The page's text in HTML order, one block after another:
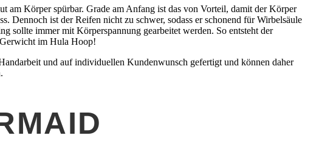
am Körper spürbar. Grade am Anfang ist das von Vorteil, damit der Körper
Dennoch ist der Reifen nicht zu schwer, sodass er schonend für Wirbelsäule
sollte immer mit Körperspannung gearbeitet werden. So entsteht der
im Hula Hoop!
und auf individuellen Kundenwunsch gefertigt und können daher